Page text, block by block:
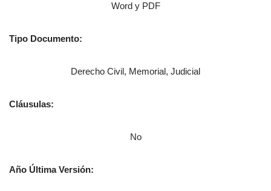
Word y PDF
Tipo Documento:
Derecho Civil, Memorial, Judicial
Cláusulas:
No
Año Última Versión: